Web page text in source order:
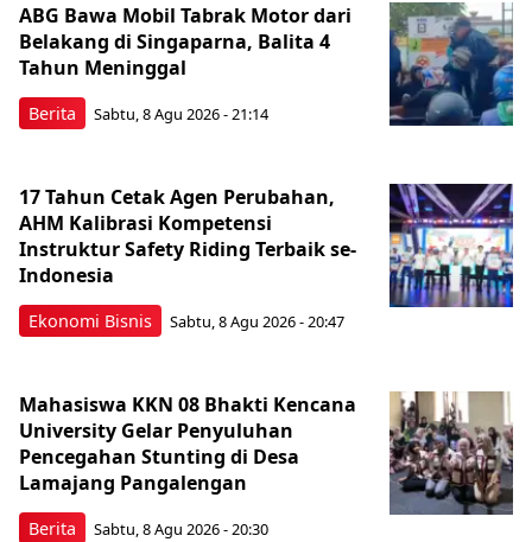
Berita
ABG Bawa Mobil Tabrak Motor dari
Belakang di Singaparna, Balita 4
Tahun Meninggal
Sabtu, 8 Agu 2026 - 21:14
Ekonomi Bisnis
17 Tahun Cetak Agen Perubahan,
AHM Kalibrasi Kompetensi
Instruktur Safety Riding Terbaik se-
Indonesia
Sabtu, 8 Agu 2026 - 20:47
Berita
Mahasiswa KKN 08 Bhakti Kencana
University Gelar Penyuluhan
Pencegahan Stunting di Desa
Lamajang Pangalengan
Sabtu, 8 Agu 2026 - 20:30